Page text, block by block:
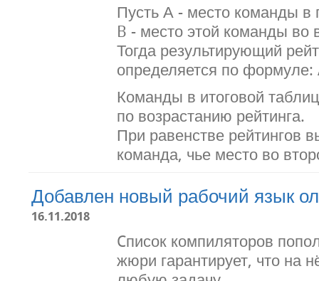
Пусть А - место команды в
B - место этой команды во
Тогда результирующий
определяется по формуле:
Команды в итоговой
по возрастанию рейтинга.
При равенстве рейтингов
команда, чье место во
Добавлен новый рабочий язык
16.11.2018
Cписок компиляторов
жюри гарантирует, что на